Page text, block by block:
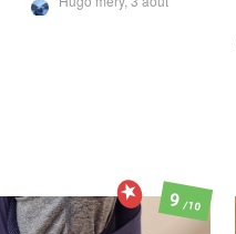
9/10